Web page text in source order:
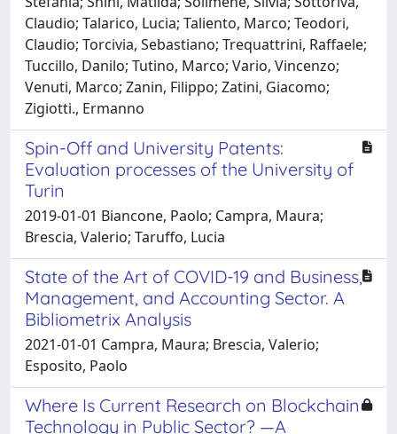
Claudio; Talarico, Lucia; Taliento, Marco; Teodori,
Claudio; Torcivia, Sebastiano; Trequattrini, Raffaele;
Tuccillo, Danilo; Tutino, Marco; Vario, Vincenzo;
Venuti, Marco; Zanin, Filippo; Zatini, Giacomo;
Zigiotti., Ermanno
Spin-Off and University Patents:
Evaluation processes of the University of
Turin
2019-01-01 Biancone, Paolo; Campra, Maura;
Brescia, Valerio; Taruffo, Lucia
State of the Art of COVID-19 and Business,
Management, and Accounting Sector. A
Bibliometrix Analysis
2021-01-01 Campra, Maura; Brescia, Valerio;
Esposito, Paolo
Where Is Current Research on Blockchain
Technology in Public Sector? —A